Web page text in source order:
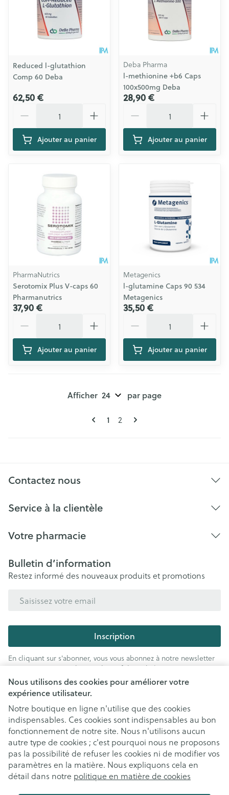
Nous utilisons des cookies pour améliorer votre
expérience utilisateur.
Notre boutique en ligne n'utilise que des cookies
indispensables. Ces cookies sont indispensables au bon
fonctionnement de notre site. Nous n'utilisons aucun
autre type de cookies ; c'est pourquoi nous ne proposons
pas la possibilité de refuser les cookies ni de modifier vos
paramètres en la matière. Nous expliquons cela en
détail dans notre politique en matière de cookies
Reduced l-glutathion
Comp 60 Deba
62,50 €
Ajouter au panier
Deba Pharma
l-methionine +b6 Caps
100x500mg Deba
28,90 €
Ajouter au panier
PharmaNutrics
Serotomix Plus V-caps 60
Pharmanutrics
37,90 €
Ajouter au panier
Metagenics
l-glutamine Caps 90 534
Metagenics
35,50 €
Ajouter au panier
Pages
Vous lisez actuellement la page
1 Page
2
Afficher par page
Contactez nous
Service à la clientèle
Votre pharmacie
Bulletin d’information
Restez informé des nouveaux produits et promotions
Inscription
En cliquant sur s'abonner, vous vous abonnez à notre newsletter
et acceptez notrepolitique de confidentialité.
Liens légaux